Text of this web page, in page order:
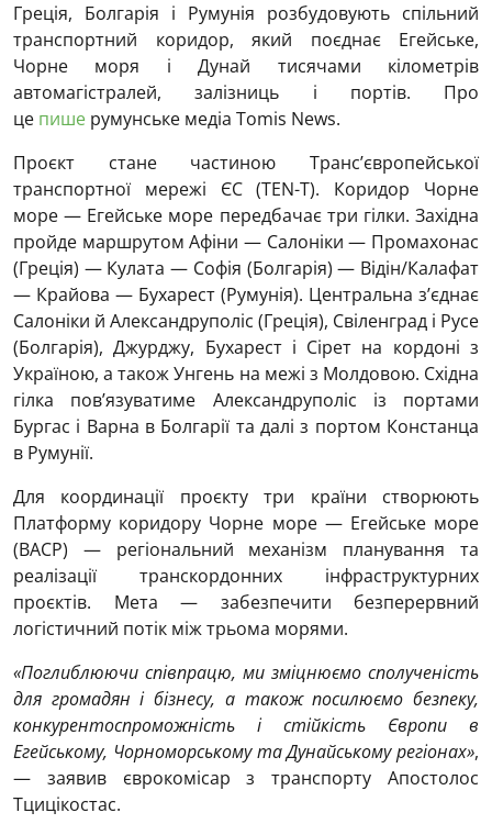
Греція, Болгарія і Румунія розбудовують спільний
транспортний коридор, який поєднає Егейське,
Чорне моря і Дунай тисячами кілометрів
автомагістралей, залізниць і портів. Про
це пише румунське медіа Tomis News.
Проєкт стане частиною Транс’європейської
транспортної мережі ЄС (TEN-T). Коридор Чорне
море — Егейське море передбачає три гілки. Західна
пройде маршрутом Афіни — Салоніки — Промахонас
(Греція) — Кулата — Софія (Болгарія) — Відін/Калафат
— Крайова — Бухарест (Румунія). Центральна з’єднає
Салоніки й Александруполіс (Греція), Свіленград і Русе
(Болгарія), Джурджу, Бухарест і Сірет на кордоні з
Україною, а також Унгень на межі з Молдовою. Східна
гілка пов’язуватиме Александруполіс із портами
Бургас і Варна в Болгарії та далі з портом Констанца
в Румунії.
Для координації проєкту три країни створюють
Платформу коридору Чорне море — Егейське море
(BACP) — регіональний механізм планування та
реалізації транскордонних інфраструктурних
проєктів. Мета — забезпечити безперервний
логістичний потік між трьома морями.
«Поглиблюючи співпрацю, ми зміцнюємо сполученість
для громадян і бізнесу, а також посилюємо безпеку,
конкурентоспроможність і стійкість Європи в
Егейському, Чорноморському та Дунайському регіонах»,
— заявив єврокомісар з транспорту Апостолос
Тцицікостас.